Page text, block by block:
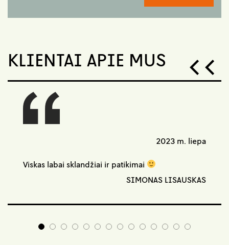
KLIENTAI APIE MUS
2023 m. liepa
Viskas labai sklandžiai ir patikimai
SIMONAS LISAUSKAS